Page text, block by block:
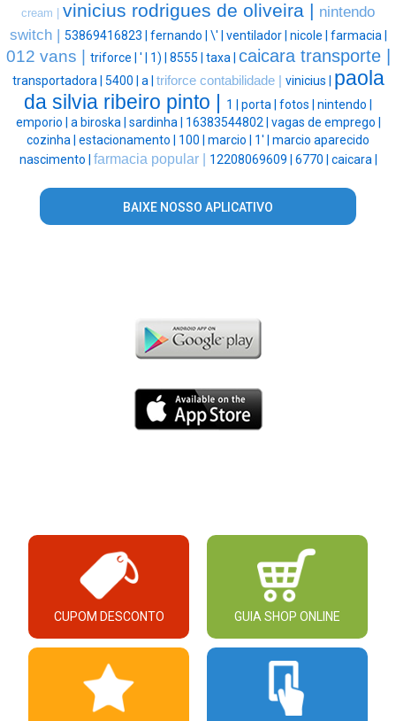
cream | vinicius rodrigues de oliveira | nintendo
switch | 53869416823 | fernando | \' | ventilador | nicole | farmacia |
012 vans | triforce | ' | 1) | 8555 | taxa | caicara transporte |
transportadora | 5400 | a | triforce contabilidade | vinicius | paola
da silvia ribeiro pinto | 1 | porta | fotos | nintendo |
emporio | a biroska | sardinha | 16383544802 | vagas de emprego |
cozinha | estacionamento | 100 | marcio | 1' | marcio aparecido
nascimento | farmacia popular | 12208069609 | 6770 | caicara |
BAIXE NOSSO APLICATIVO
CUPOM DESCONTO GUIA SHOP ONLINE